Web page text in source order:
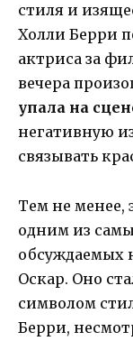
стиля и
Холли Берри
актриса за
вечера
упала на
негативную
связывать
Тем не менее,
одним из
обсуждаемых
Оскар. Оно
символом
Берри,